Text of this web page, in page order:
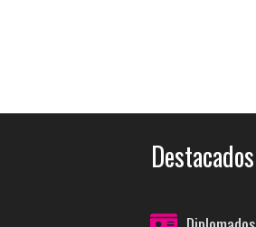
Destacados